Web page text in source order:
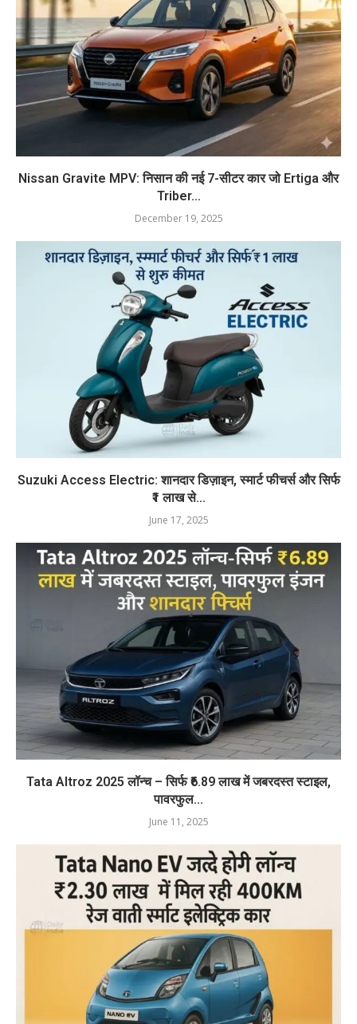
Nissan Gravite MPV: निसान की नई 7-सीटर कार जो Ertiga और
Triber...
December 19, 2025
Suzuki Access Electric: शानदार डिज़ाइन, स्मार्ट फीचर्स और सिर्फ
₹1 लाख से...
June 17, 2025
Tata Altroz 2025 लॉन्च – सिर्फ ₹6.89 लाख में जबरदस्त स्टाइल,
पावरफुल...
June 11, 2025